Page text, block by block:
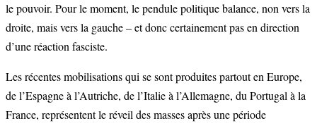
le pouvoir. Pour le moment, le pendule politique balance, non vers la
droite, mais vers la gauche – et donc certainement pas en direction
d’une réaction fasciste.
Les récentes mobilisations qui se sont produites partout en Europe,
de l’Espagne à l’Autriche, de l’Italie à l’Allemagne, du Portugal à la
France, représentent le réveil des masses après une période